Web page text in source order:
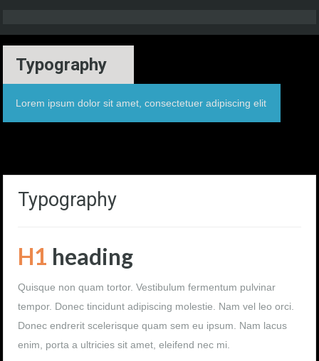
Typography
Lorem ipsum dolor sit amet, consectetuer adipiscing elit
Typography
H1 heading
Quisque non quam tortor. Vestibulum fermentum pulvinar
tempor. Donec tincidunt adipiscing molestie. Nam vel leo orci.
Donec endrerit scelerisque quam sem eu ipsum. Nam lacus
enim, porta a ultricies sit amet, eleifend nec mi.